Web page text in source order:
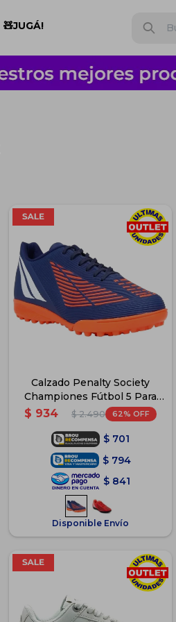
🧸JUGÁ!
Calzado Penalty Society
Championes Fútbol 5 Para
Niños - Azul
$ 934 $ 2.490 62
$ 701
$ 794
$ 841
Disponible Envío